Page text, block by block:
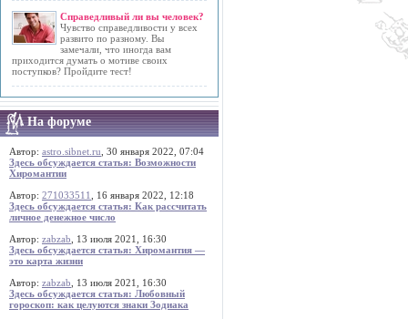
Справедливый ли вы человек?
Чувство справедливости у всех
развито по разному. Вы
замечали, что иногда вам
приходится думать о мотиве своих
поступков? Пройдите тест!
На форуме
Автор: astro.sibnet.ru , 30 января 2022, 07:04
Здесь обсуждается статья: Возможности
Хиромантии
Автор: 271033511
, 16 января 2022, 12:18
Здесь обсуждается статья: Как рассчитать
личное денежное число
Автор: zabzab , 13 июля 2021, 16:30
Здесь обсуждается статья: Хиромантия —
это карта жизни
Автор: zabzab , 13 июля 2021, 16:30
Здесь обсуждается статья: Любовный
гороскоп: как целуются знаки Зодиака